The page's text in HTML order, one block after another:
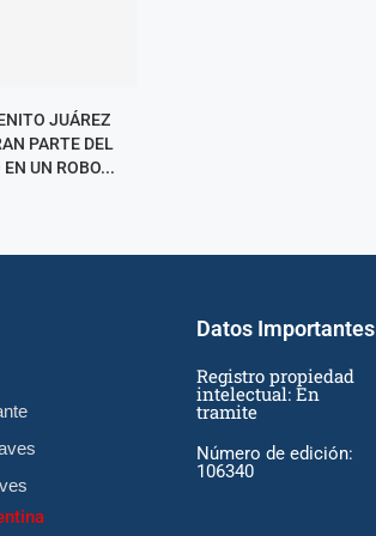
JUÁREZ
PARTE DEL
UN ROBO...
Datos Importantes
Registro propiedad
intelectual: En
tramite
Número de edición:
106340